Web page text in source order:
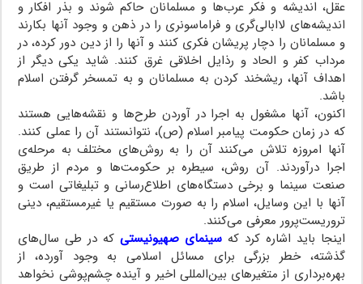
عقل، اندیشه و فکر عرب‌ها و مسلمانان حاکم شوند و بذر افکار و
اندیشه‌های لاابالی‌گری و فراماسونری را در ذهن و وجود آنها بکارند
و مسلمانان را دچار پریشان فکری کنند و آنها را از دین دور کرده، در
مرداب کفر و الحاد و رذایل اخلاقی غرق کنند. شاید یکی دیگر از
اهداف آنها، ریشخند کردن به مسلمانان و به تمسخر گرفتن اسلام
باشد.
اکنون، آنها مشغول به اجرا در آوردن طرح‌ها و نقشه‌هایی هستند
که در زمان حکومت پیامبر اسلام (ص)، نتوانستند آن را عملی کنند.
آنها امروزه تلاش می‌کنند آن را به روش‌های مختلف به مرحله‌ی
اجرا درآوردند. آن روش، سیطره بر حکومت‌ها و مردم از طریق
صنعت سینما و برخی دستگاه‌های اطلاع‌رسانی و تبلیغاتی است و
آنها با این وسایل، اسلام را به صورت مستقیم یا غیرمستقیم، دینی
تروریست‌پرور معرفی می‌کنند.
اینجا باید اشاره کرد که سینمای صهیونیستیکه در طی سال‌های
گذشته، خطر بزرگی برای مسائل اسلامی به وجود آورده، از
بهره‌برداری از متغیرهای بین‌المللی اخیر و آینده چشم‌پوشی نخواهد